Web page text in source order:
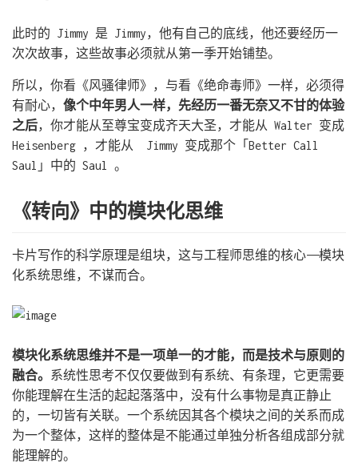
此时的 Jimmy 是 Jimmy，他有自己的底线，他还要经历一
次次故事，这些故事必须就从第一季开始铺垫。
所以，你看《风骚律师》，与看《绝命毒师》一样，必须得
有耐心， 像个中年男人一样，先经历一番无奈又不甘的体验
之后，你才能从至尊宝变成齐天大圣，才能从 Walter 变成
Heisenberg ，才能从 Jimmy 变成那个「Better Call
Saul」中的 Saul 。
《转向》中的模块化思维
卡片写作的科学原理是组块，这与工程师思维的核心——模块
化系统思维，不谋而合。
模块化系统思维并不是一项单一的才能，而是技术与原则的
融合。 系统性思考不仅仅要做到有系统、有条理，它更需要
你能理解在生活的起起落落中，没有什么事物是真正静止
的，一切皆有关联。一个系统因其各个模块之间的关系而成
为一个整体，这样的整体是不能通过单独分析各组成部分就
能理解的。